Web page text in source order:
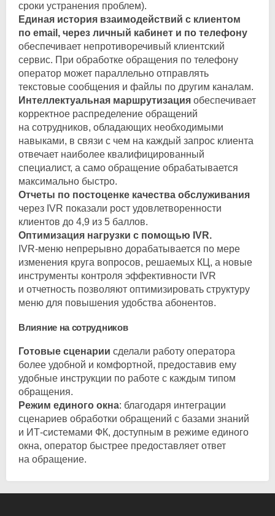
сроки устранения проблем).
Единая история взаимодействий с клиентом
по email, через личный кабинет и по телефону
обеспечивает непротиворечивый клиентский
сервис. При обработке обращения по телефону
оператор может параллельно отправлять
текстовые сообщения и файлы по другим каналам.
Интеллектуальная маршрутизация обеспечивает
корректное распределение обращений
на сотрудников, обладающих необходимыми
навыками, в связи с чем на каждый запрос клиента
отвечает наиболее квалифицированный
специалист, а само обращение обрабатывается
максимально быстро.
Отчеты по постоценке качества обслуживания
через IVR показали рост удовлетворенности
клиентов до 4,9 из 5 баллов.
Оптимизация нагрузки с помощью IVR.
IVR-меню непрерывно дорабатывается по мере
изменения круга вопросов, решаемых КЦ, а новые
инструменты контроля эффективности IVR
и отчетность позволяют оптимизировать структуру
меню для повышения удобства абонентов.
Влияние на сотрудников
Готовые сценарии сделали работу оператора
более удобной и комфортной, предоставив ему
удобные инструкции по работе с каждым типом
обращения.
Режим единого окна: благодаря интеграции
сценариев обработки обращений с базами знаний
и ИТ-системами ФК, доступным в режиме единого
окна, оператор быстрее предоставляет ответ
на обращение.